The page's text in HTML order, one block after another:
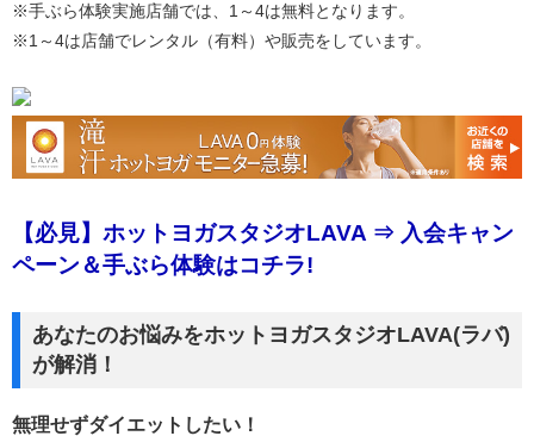
※手ぶら体験実施店舗では、1～4は無料となります。
※1～4は店舗でレンタル（有料）や販売をしています。
【必見】ホットヨガスタジオLAVA ⇒ 入会キャン
ペーン＆手ぶら体験はコチラ!
あなたのお悩みをホットヨガスタジオLAVA(ラバ)
が解消！
無理せずダイエットしたい！